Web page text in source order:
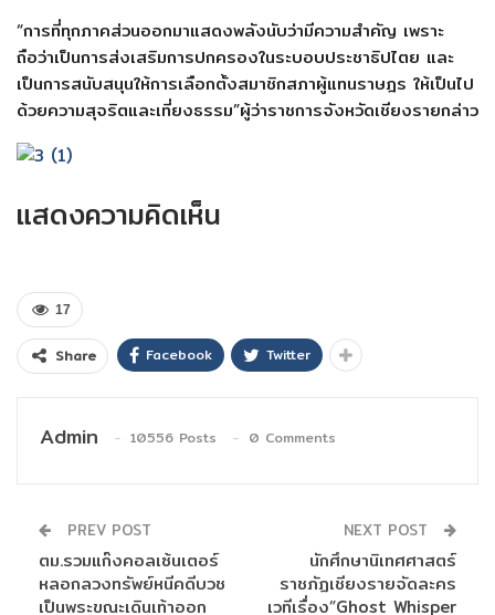
“การที่ทุกภาคส่วนออกมาแสดงพลังนับว่ามีความสำคัญ เพราะ
ถือว่าเป็นการส่งเสริมการปกครองในระบอบประชาธิปไตย และ
เป็นการสนับสนุนให้การเลือกตั้งสมาชิกสภาผู้แทนราษฎร ให้เป็นไป
ด้วยความสุจริตและเที่ยงธรรม”ผู้ว่าราชการจังหวัดเชียงรายกล่าว
แสดงความคิดเห็น
17
Share Facebook Twitter
Admin 10556 Posts 0 Comments
PREV POST
ตม.รวมแก๊งคอลเซ้นเตอร์
หลอกลวงทรัพย์หนีคดีบวช
เป็นพระขณะเดินเท้าออก
NEXT POST
นักศึกษานิเทศศาสตร์
ราชภัฏเชียงรายจัดละคร
เวทีเรื่อง”Ghost Whisper